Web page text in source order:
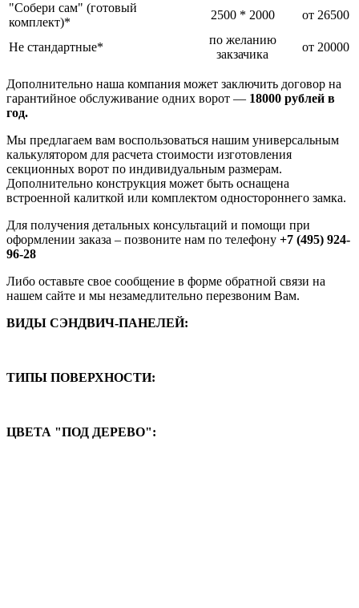
"Собери сам" (готовый
комплект)*
2500 * 2000 от 26500
Не стандартные*
по желанию
закзачика
от 20000
Дополнительно наша компания может заключить договор на
гарантийное обслуживание одних ворот — 18000 рублей в
год.
Мы предлагаем вам воспользоваться нашим универсальным
калькулятором для расчета стоимости изготовления
секционных ворот по индивидуальным размерам.
Дополнительно конструкция может быть оснащена
встроенной калиткой или комплектом одностороннего замка.
Для получения детальных консультаций и помощи при
оформлении заказа – позвоните нам по телефону +7 (495) 924-
96-28
Либо оставьте свое сообщение в форме обратной связи на
нашем сайте и мы незамедлительно перезвоним Вам.
ВИДЫ СЭНДВИЧ-ПАНЕЛЕЙ:
ТИПЫ ПОВЕРХНОСТИ:
ЦВЕТА "ПОД ДЕРЕВО":